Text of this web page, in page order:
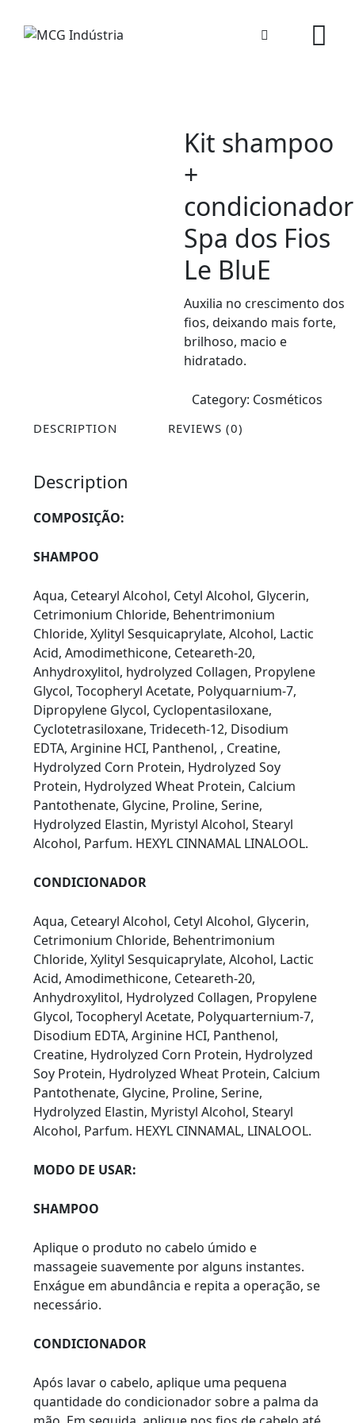
Kit shampoo
+
condicionador
Spa dos Fios
Le BluE
Auxilia no crescimento dos
fios, deixando mais forte,
brilhoso, macio e
hidratado.
Category: Cosméticos
DESCRIPTION REVIEWS (0)
Description
COMPOSIÇÃO:
SHAMPOO
Aqua, Cetearyl Alcohol, Cetyl Alcohol, Glycerin,
Cetrimonium Chloride, Behentrimonium
Chloride, Xylityl Sesquicaprylate, Alcohol, Lactic
Acid, Amodimethicone, Ceteareth-20,
Anhydroxylitol, hydrolyzed Collagen, Propylene
Glycol, Tocopheryl Acetate, Polyquarnium-7,
Dipropylene Glycol, Cyclopentasiloxane,
Cyclotetrasiloxane, Trideceth-12, Disodium
EDTA, Arginine HCI, Panthenol, , Creatine,
Hydrolyzed Corn Protein, Hydrolyzed Soy
Protein, Hydrolyzed Wheat Protein, Calcium
Pantothenate, Glycine, Proline, Serine,
Hydrolyzed Elastin, Myristyl Alcohol, Stearyl
Alcohol, Parfum. HEXYL CINNAMAL LINALOOL.
CONDICIONADOR
Aqua, Cetearyl Alcohol, Cetyl Alcohol, Glycerin,
Cetrimonium Chloride, Behentrimonium
Chloride, Xylityl Sesquicaprylate, Alcohol, Lactic
Acid, Amodimethicone, Ceteareth-20,
Anhydroxylitol, Hydrolyzed Collagen, Propylene
Glycol, Tocopheryl Acetate, Polyquarternium-7,
Disodium EDTA, Arginine HCI, Panthenol,
Creatine, Hydrolyzed Corn Protein, Hydrolyzed
Soy Protein, Hydrolyzed Wheat Protein, Calcium
Pantothenate, Glycine, Proline, Serine,
Hydrolyzed Elastin, Myristyl Alcohol, Stearyl
Alcohol, Parfum. HEXYL CINNAMAL, LINALOOL.
MODO DE USAR:
SHAMPOO
Aplique o produto no cabelo úmido e
massageie suavemente por alguns instantes.
Enxágue em abundância e repita a operação, se
necessário.
CONDICIONADOR
Após lavar o cabelo, aplique uma pequena
quantidade do condicionador sobre a palma da